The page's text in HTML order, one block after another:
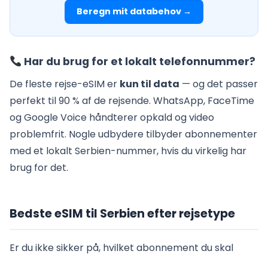
Beregn mit databehov →
Har du brug for et lokalt telefonnummer?
De fleste rejse-eSIM er kun til data — og det passer
perfekt til 90 % af de rejsende. WhatsApp, FaceTime
og Google Voice håndterer opkald og video
problemfrit. Nogle udbydere tilbyder abonnementer
med et lokalt Serbien-nummer, hvis du virkelig har
brug for det.
Bedste eSIM til Serbien efter rejsetype
Er du ikke sikker på, hvilket abonnement du skal